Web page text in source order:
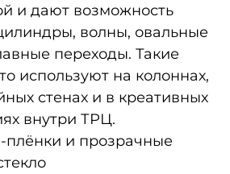
и дают возможность
волны, овальные
переходы. Такие
используют на колоннах,
стенах и в креативных
внутри ТРЦ.
и прозрачные